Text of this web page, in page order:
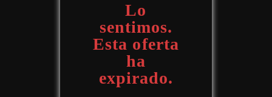
Lo
sentimos.
Esta oferta
ha
expirado.